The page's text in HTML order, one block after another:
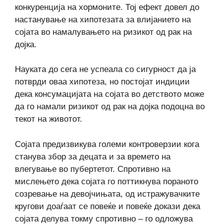
конкуренција на хормоните. Тој ефект довел до
настанување на хипотезата за влијанието на
сојата во намалувањето на ризикот од рак на
дојка.
Науката до сега не успеала со сигурност да ја
потврди оваа хипотеза, но постојат индиции
дека консумацијата на сојата во детството може
да го намали ризикот од рак на дојка подоцна во
текот на животот.
Сојата предизвикува големи контроверзии кога
станува збор за децата и за времето на
влегување во пубертетот. Спротивно на
мислењето дека сојата го поттикнува пораното
созревање на девојчињата, од истражувачките
кругови доаѓаат се повеќе и повеќе докази дека
сојата делува токму спротивно – го одложува